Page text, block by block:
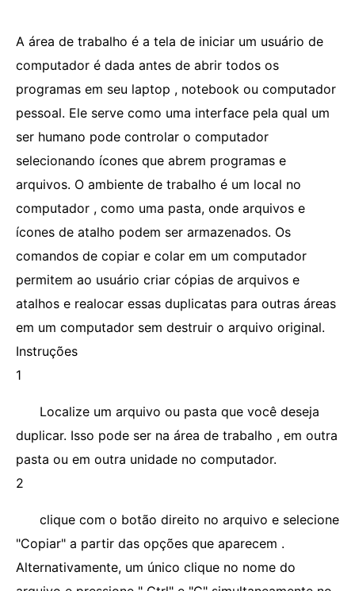
A área de trabalho é a tela de iniciar um usuário de
computador é dada antes de abrir todos os
programas em seu laptop , notebook ou computador
pessoal. Ele serve como uma interface pela qual um
ser humano pode controlar o computador
selecionando ícones que abrem programas e
arquivos. O ambiente de trabalho é um local no
computador , como uma pasta, onde arquivos e
ícones de atalho podem ser armazenados. Os
comandos de copiar e colar em um computador
permitem ao usuário criar cópias de arquivos e
atalhos e realocar essas duplicatas para outras áreas
em um computador sem destruir o arquivo original.
Instruções
1
Localize um arquivo ou pasta que você deseja
duplicar. Isso pode ser na área de trabalho , em outra
pasta ou em outra unidade no computador.
2
clique com o botão direito no arquivo e selecione
"Copiar" a partir das opções que aparecem .
Alternativamente, um único clique no nome do